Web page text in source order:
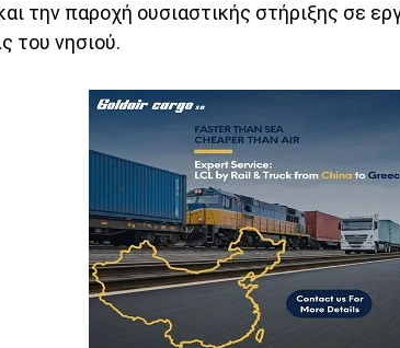
την παροχή ουσιαστικής στήριξης σε
του νησιού.